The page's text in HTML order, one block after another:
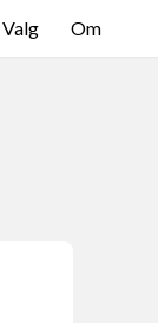
Valg Om